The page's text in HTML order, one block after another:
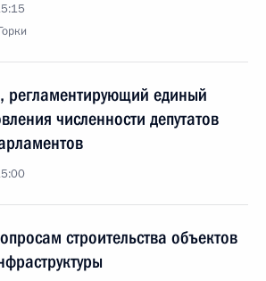
регламентирующий единый
численности депутатов
строительства объектов